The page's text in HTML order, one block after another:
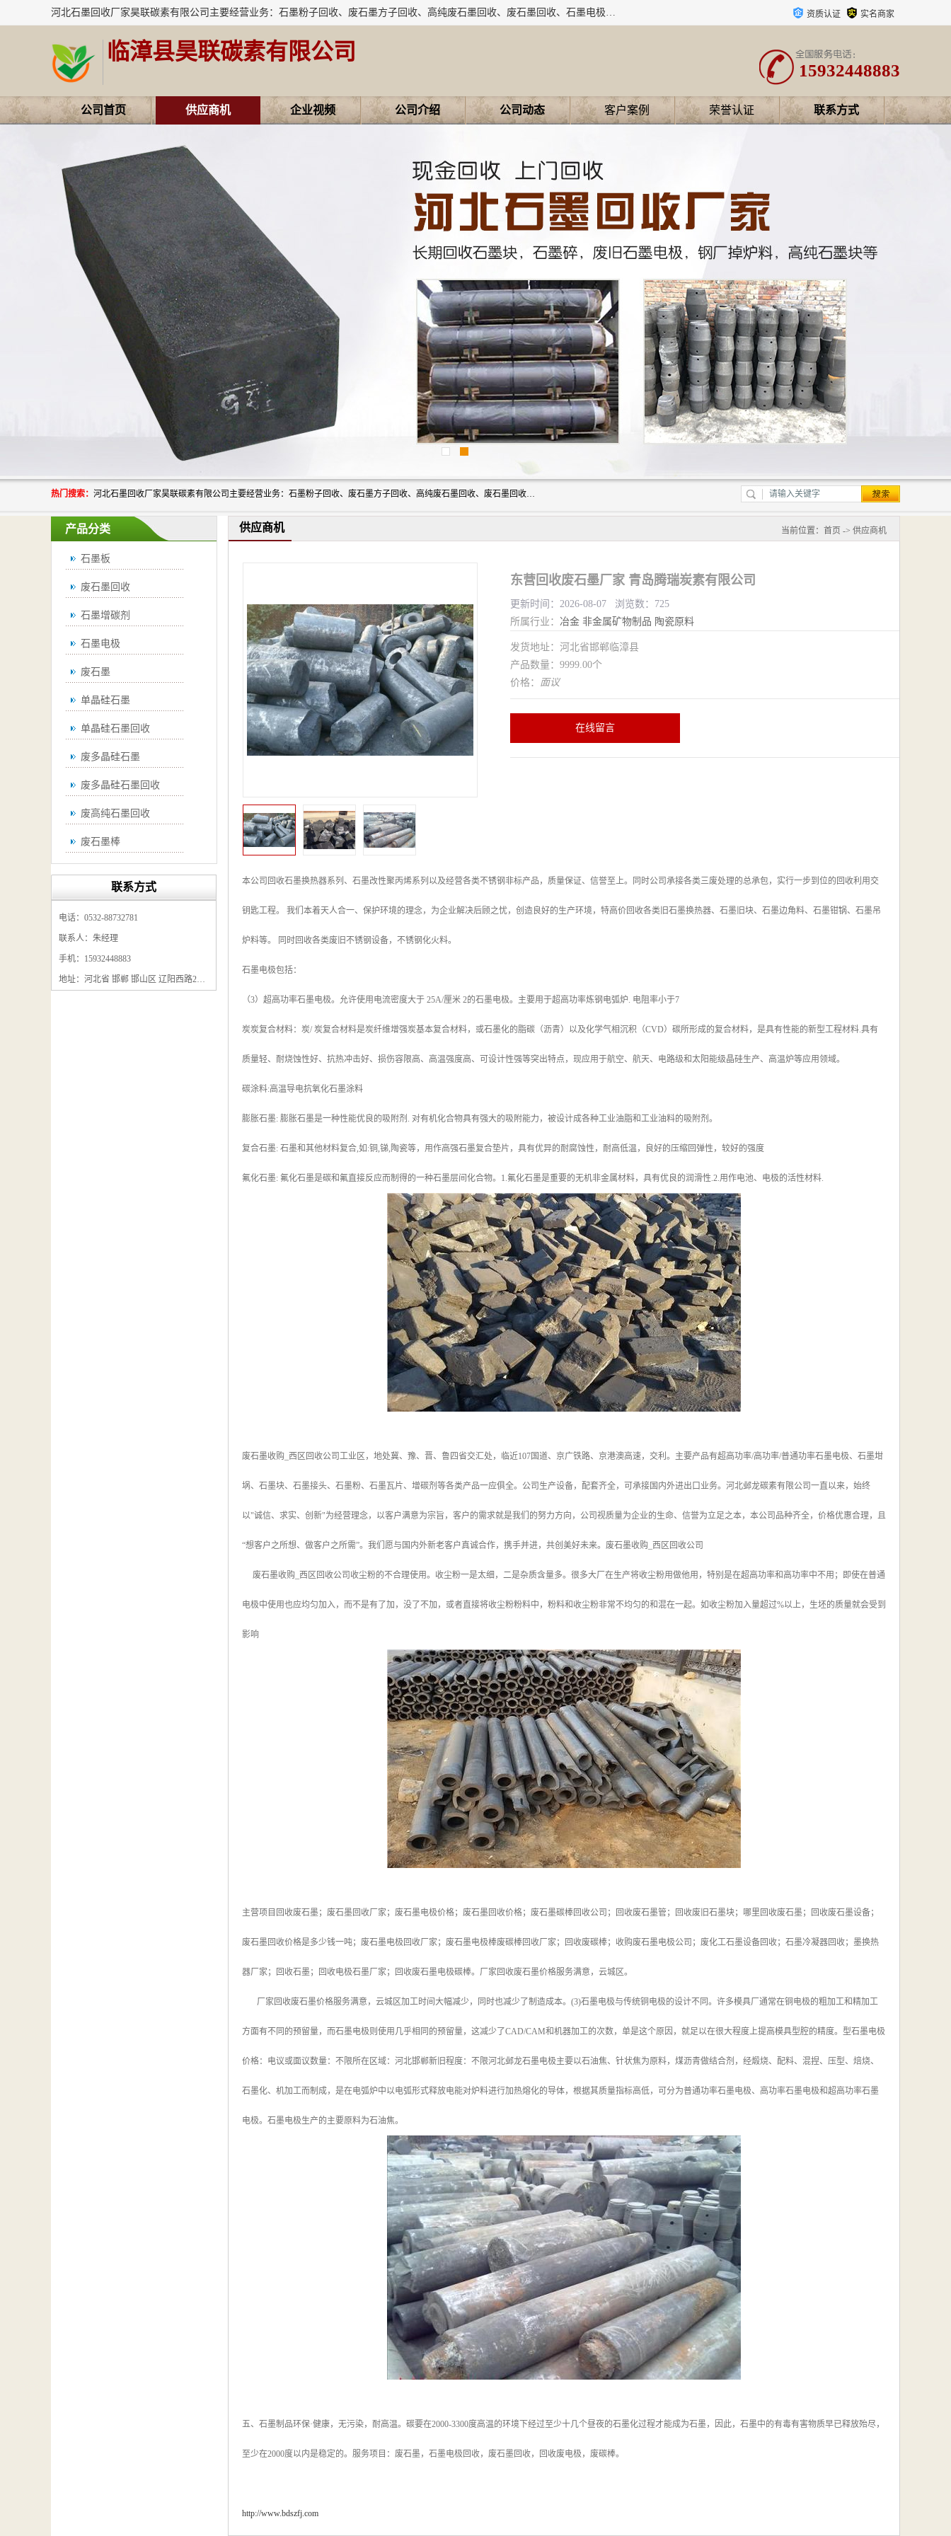
河北石墨回收厂家昊联碳素有限公司主要经营业务：石墨粉子回收、废石墨方子回收、高纯废石墨回收、废石墨回收、石墨电极回收、废石墨板回收、石墨增碳剂、单晶硅石墨、单晶硅石墨回收、废多晶硅石墨、废多晶硅石墨回收、废高纯石墨回收、废石墨、废石墨棒、废石墨棒回收、废石墨换热器回收、高纯石墨回收、石墨粉回收、石墨换热器回收、石墨纸回收、回收石墨板、回收石墨电极、石墨板回收、石墨回收。 资质认证 实名商家
临漳县昊联碳素有限公司
15932448883
公司首页 供应商机 企业视频 公司介绍 公司动态 客户案例 荣誉认证 联系方式
热门搜索： 河北石墨回收厂家昊联碳素有限公司主要经营业务：石墨粉子回收、废石墨方子回收、高纯废石墨回收、废石墨回收、石墨电极回收、废石墨板回收、石墨增碳剂、单晶硅石墨、单晶硅石墨回收、废多晶硅石墨、废多晶硅石墨回收、废高纯石墨回收、废石墨、废石墨棒、废石墨棒回收、废石墨换热器回收、高纯石墨回收、石墨粉回收、石墨换热器回收、石墨纸回收、回收石墨板、回收石墨电极、石墨板回收、石墨回收。
产品分类
石墨板
废石墨回收
石墨增碳剂
石墨电极
废石墨
单晶硅石墨
单晶硅石墨回收
废多晶硅石墨
废多晶硅石墨回收
废高纯石墨回收
废石墨棒
废石墨换热器回收
石墨粉回收
石墨换热器回收
联系方式
电话：0532-88732781
联系人：朱经理
手机：15932448883
地址：河北省 邯郸 邯山区 辽阳西路295号
供应商机 当前位置： 首页 -> 供应商机
东营回收废石墨厂家 青岛腾瑞炭素有限公司
更新时间：2026-08-07 浏览数：725
所属行业： 冶金 非金属矿物制品 陶瓷原料
发货地址：河北省邯郸临漳县
产品数量：9999.00个
价格： 面议
在线留言
本公司回收石墨换热器系列、石墨改性聚丙烯系列以及经营各类不锈钢非标产品，质量保证、信誉至上。同时公司承接各类三废处理的总承包，实行一步到位的回收利用交
钥匙工程。 我们本着天人合一、保护环境的理念，为企业解决后顾之忧，创造良好的生产环境，特高价回收各类旧石墨换热器、石墨旧块、石墨边角料、石墨钳锅、石墨吊
炉料等。 同时回收各类废旧不锈钢设备，不锈钢化火料。
石墨电极包括：
（3）超高功率石墨电极。允许使用电流密度大于 25A/厘米 2的石墨电极。主要用于超高功率炼钢电弧炉. 电阻率小于7
炭炭复合材料：炭/ 炭复合材料是炭纤维增强炭基本复合材料，或石墨化的脂碳（沥青）以及化学气相沉积（CVD）碳所形成的复合材料，是具有性能的新型工程材料.具有
质量轻、耐烧蚀性好、抗热冲击好、损伤容限高、高温强度高、可设计性强等突出特点，现应用于航空、航天、电路级和太阳能级晶硅生产、高温炉等应用领域。
碳涂料:高温导电抗氧化石墨涂料
膨胀石墨: 膨胀石墨是一种性能优良的吸附剂. 对有机化合物具有强大的吸附能力，被设计成各种工业油脂和工业油料的吸附剂。
复合石墨: 石墨和其他材料复合,如:铜,锑,陶瓷等，用作高强石墨复合垫片，具有优异的耐腐蚀性，耐高低温，良好的压缩回弹性，较好的强度
氟化石墨: 氟化石墨是碳和氟直接反应而制得的一种石墨层间化合物。1.氟化石墨是重要的无机非金属材料，具有优良的润滑性.2.用作电池、电极的活性材料.
废石墨收购_西区回收公司工业区，地处冀、豫、晋、鲁四省交汇处，临近107国道、京广铁路、京港澳高速，交利。主要产品有超高功率/高功率/普通功率石墨电极、石墨坩
埚、石墨块、石墨接头、石墨粉、石墨瓦片、增碳剂等各类产品一应俱全。公司生产设备，配套齐全，可承接国内外进出口业务。河北邺龙碳素有限公司一直以来，始终
以"诚信、求实、创新"为经营理念，以客户满意为宗旨，客户的需求就是我们的努力方向，公司视质量为企业的生命、信誉为立足之本，本公司品种齐全，价格优惠合理，且
“想客户之所想、做客户之所需”。我们愿与国内外新老客户真诚合作，携手并进，共创美好未来。废石墨收购_西区回收公司
废石墨收购_西区回收公司收尘粉的不合理使用。收尘粉一是太细，二是杂质含量多。很多大厂在生产将收尘粉用做他用，特别是在超高功率和高功率中不用；即使在普通
电极中使用也应均匀加入，而不是有了加，没了不加，或者直接将收尘粉粉料中，粉料和收尘粉非常不均匀的和混在一起。如收尘粉加入量超过%以上，生坯的质量就会受到
影响
主营项目回收废石墨；废石墨回收厂家；废石墨电极价格；废石墨回收价格；废石墨碳棒回收公司；回收废石墨管；回收废旧石墨块；哪里回收废石墨；回收废石墨设备；
废石墨回收价格是多少钱一吨；废石墨电极回收厂家；废石墨电极棒废碳棒回收厂家；回收废碳棒；收购废石墨电极公司；废化工石墨设备回收；石墨冷凝器回收；墨换热
器厂家；回收石墨；回收电极石墨厂家；回收废石墨电极碳棒。厂家回收废石墨价格服务满意，云城区。
厂家回收废石墨价格服务满意，云城区加工时间大幅减少，同时也减少了制造成本。(3)石墨电极与传统铜电极的设计不同。许多模具厂通常在铜电极的粗加工和精加工
方面有不同的预留量，而石墨电极则使用几乎相同的预留量，这减少了CAD/CAM和机器加工的次数，单是这个原因，就足以在很大程度上提高模具型腔的精度。型石墨电极
价格：电议或面议数量：不限所在区域：河北邯郸新旧程度：不限河北邺龙石墨电极主要以石油焦、针状焦为原料，煤沥青做结合剂，经煅烧、配料、混捏、压型、焙烧、
石墨化、机加工而制成，是在电弧炉中以电弧形式释放电能对炉料进行加热熔化的导体，根据其质量指标高低，可分为普通功率石墨电极、高功率石墨电极和超高功率石墨
电极。石墨电极生产的主要原料为石油焦。
五、石墨制品环保·健康，无污染，耐高温。碳要在2000-3300度高温的环境下经过至少十几个昼夜的石墨化过程才能成为石墨，因此，石墨中的有毒有害物质早已释放殆尽，
至少在2000度以内是稳定的。服务项目：废石墨，石墨电极回收，废石墨回收，回收废电极，废碳棒。
http://www.bdszfj.com